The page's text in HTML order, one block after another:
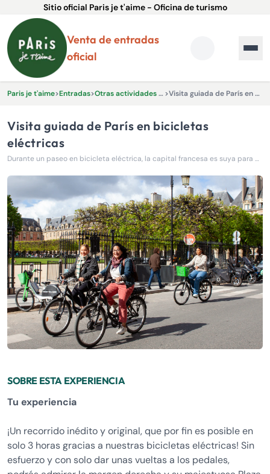
Sitio oficial Paris je t'aime - Oficina de turismo
Venta de entradas
oficial
Paris je t'aime>Entradas> Otras actividades y experiencias. > Visita guiada de París en bicicletas eléctricas
Visita guiada de París en bicicletas
eléctricas
Durante un paseo en bicicleta eléctrica, la capital francesa es suya para descubrirla en su ambiente más típico.
SOBRE ESTA EXPERIENCIA
Tu experiencia
¡Un recorrido inédito y original, que por fin es posible en
solo 3 horas gracias a nuestras bicicletas eléctricas! Sin
esfuerzo y con solo dar unas vueltas a los pedales,